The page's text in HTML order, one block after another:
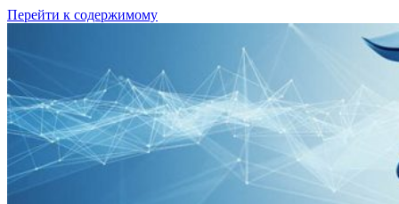
Перейти к содержимому